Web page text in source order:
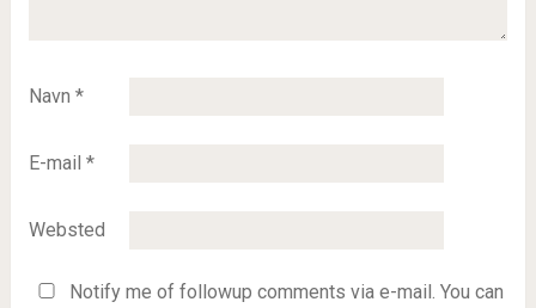
Navn *
E-mail *
Websted
Notify me of followup comments via e-mail. You can